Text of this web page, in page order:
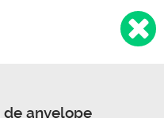
de anvelope